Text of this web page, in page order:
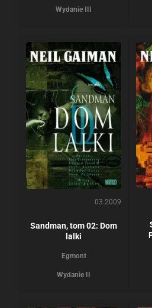
Wydanie III
03.2009
Sandman, tom 02: Dom
lalki
Egmont
Wydanie II